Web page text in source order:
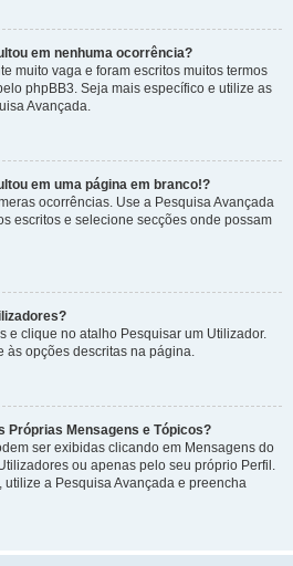
em nenhuma ocorrência?
muito vaga e foram escritos muitos termos
phpBB3. Seja mais específico e utilize as
Avançada.
em uma página em branco!?
ocorrências. Use a Pesquisa Avançada
escritos e selecione secções onde possam
e clique no atalho Pesquisar um Utilizador.
às opções descritas na página.
Próprias Mensagens e Tópicos?
ser exibidas clicando em Mensagens do
ou apenas pelo seu próprio Perfil.
utilize a Pesquisa Avançada e preencha